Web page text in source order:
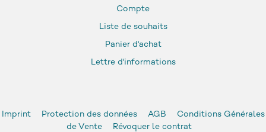
Compte
Liste de souhaits
Panier d'achat
Lettre d'informations
Imprint Protection des données AGB
Conditions Générales
de Vente
Révoquer le contrat